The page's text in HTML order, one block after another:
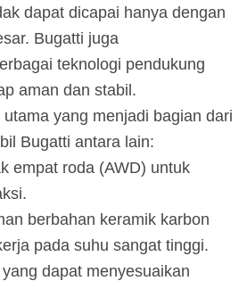
dapat dicapai hanya dengan
Bugatti juga
teknologi pendukung
aman dan stabil.
yang menjadi bagian dari
Bugatti antara lain:
empat roda (AWD) untuk
berbahan keramik karbon
pada suhu sangat tinggi.
dapat menyesuaikan